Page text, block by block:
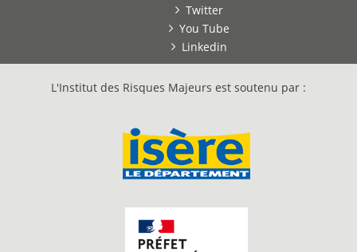
Twitter
You Tube
Linkedin
L'Institut des Risques Majeurs est soutenu par :